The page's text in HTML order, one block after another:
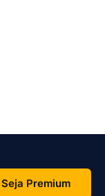
Seja Premium